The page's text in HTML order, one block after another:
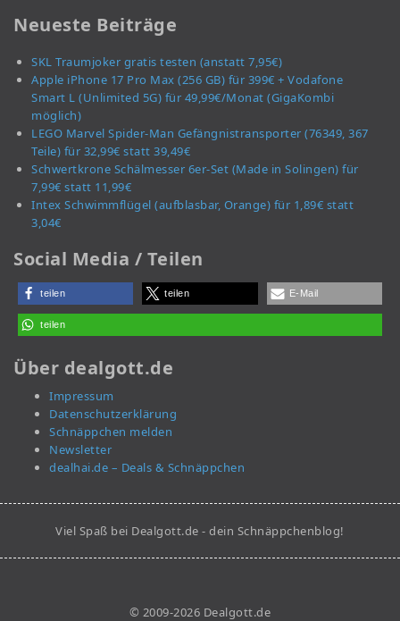
Neueste Beiträge
SKL Traumjoker gratis testen (anstatt 7,95€)
Apple iPhone 17 Pro Max (256 GB) für 399€ + Vodafone
Smart L (Unlimited 5G) für 49,99€/Monat (GigaKombi
möglich)
LEGO Marvel Spider-Man Gefängnistransporter (76349, 367
Teile) für 32,99€ statt 39,49€
Schwertkrone Schälmesser 6er-Set (Made in Solingen) für
7,99€ statt 11,99€
Intex Schwimmflügel (aufblasbar, Orange) für 1,89€ statt
3,04€
Social Media / Teilen
teilen teilen E-Mail
teilen
Über dealgott.de
Impressum
Datenschutzerklärung
Schnäppchen melden
Newsletter
dealhai.de – Deals & Schnäppchen
Viel Spaß bei Dealgott.de - dein Schnäppchenblog!
© 2009-2026 Dealgott.de